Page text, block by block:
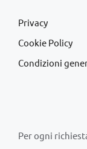
Privacy
Cookie Policy
Condizioni
Per ogni